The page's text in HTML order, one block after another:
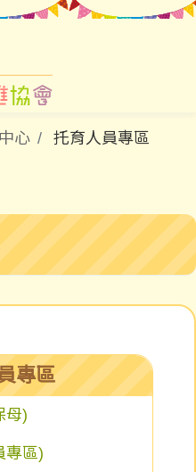
心
托育人員專區
專區
母)
專區)